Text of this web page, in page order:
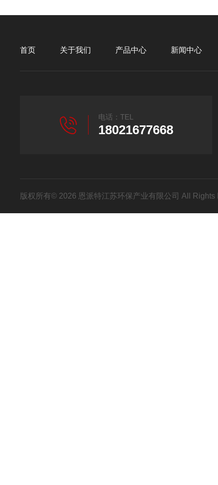
首页 关于我们 产品中心 新闻中心
电话：TEL
18021677668
版权所有© 2026 恩派特江苏环保产业有限公司 All